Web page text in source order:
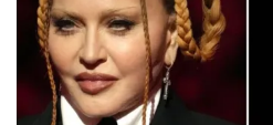
сыграла далеко не
что парень влюбился